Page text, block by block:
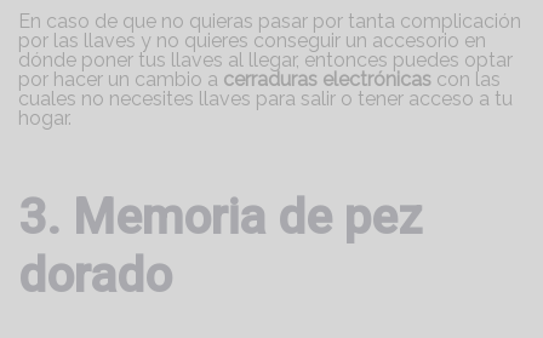
En caso de que no quieras pasar por tanta complicación
por las llaves y no quieres conseguir un accesorio en
dónde poner tus llaves al llegar, entonces puedes optar
por hacer un cambio a cerraduras electrónicas con las
cuales no necesites llaves para salir o tener acceso a tu
hogar.
3. Memoria de pez
dorado